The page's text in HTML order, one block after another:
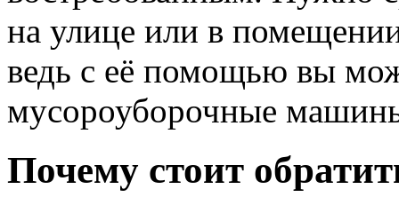
на улице или в
ведь с её помощью вы
мусороуборочные
Почему стоит